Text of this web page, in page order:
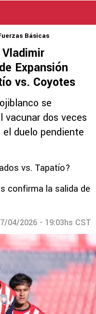
Básicas
Expansión
vs. Coyotes
se
vacunar dos veces
duelo pendiente
vs. Tapatío?
confirma la salida de
04/2026 - 19:03hs CST